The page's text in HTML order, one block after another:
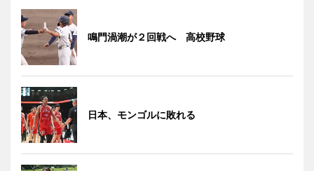
鳴門渦潮が２回戦へ 高校野球
日本、モンゴルに敗れる